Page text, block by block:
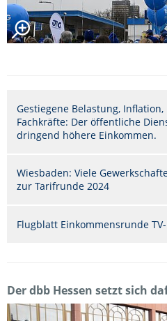
Gestiegene Belastung,
Fachkräfte: Der öffentliche
dringend höhere Einkommen.
Wiesbaden: Viele
zur Tarifrunde 2024
Flugblatt Einkommensrunde
Der dbb Hessen setzt sich